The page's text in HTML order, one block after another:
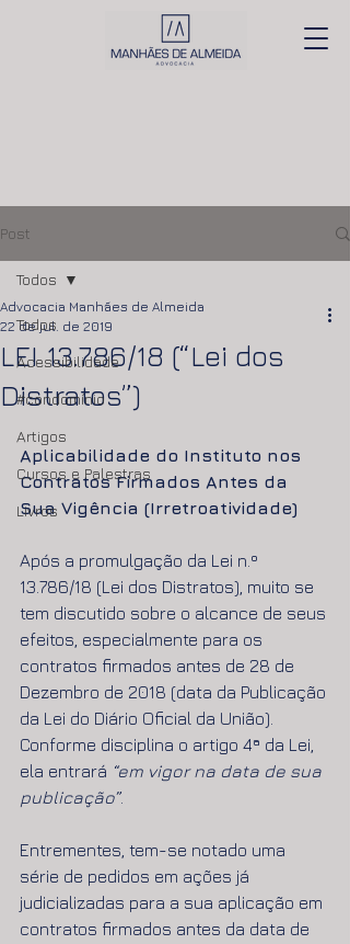
Post
Todos
Acessibilidade
#condomínio
Artigos
Cursos e Palestras
Livros
Todos
LEI 13.786/18 (“Lei dos
Distratos”)
Advocacia Manhães de Almeida
22 de jul. de 2019
Aplicabilidade do Instituto nos
Contratos Firmados Antes da
Sua Vigência (Irretroatividade)
Após a promulgação da Lei n.º
13.786/18 (Lei dos Distratos), muito se
tem discutido sobre o alcance de seus
efeitos, especialmente para os
contratos firmados antes de 28 de
Dezembro de 2018 (data da Publicação
da Lei do Diário Oficial da União).
Conforme disciplina o artigo 4ª da Lei,
ela entrará “em vigor na data de sua
publicação”.
Entrementes, tem-se notado uma
série de pedidos em ações já
judicializadas para a sua aplicação em
contratos firmados antes da data de